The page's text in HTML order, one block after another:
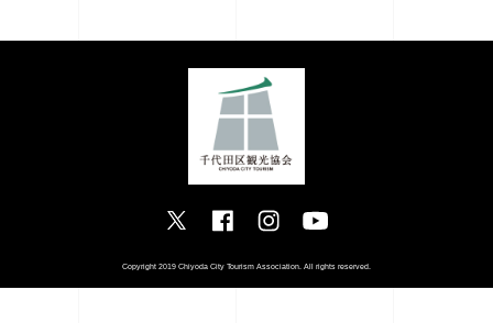
Copyright 2019 Chiyoda City Tourism Association. All rights reserved.